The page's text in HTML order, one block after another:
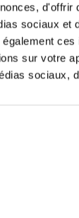
d'offrir
sociaux et
sur votre
sociaux,